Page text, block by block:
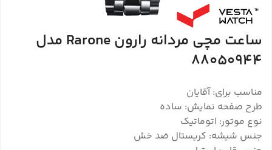
ساعت مچی مردانه رارون Rarone مدل
88050944
مناسب برای: آقایان
طرح صفحه نمایش: ساده
نوع موتور: اتوماتیک
جنس شیشه: کریستال ضد خش